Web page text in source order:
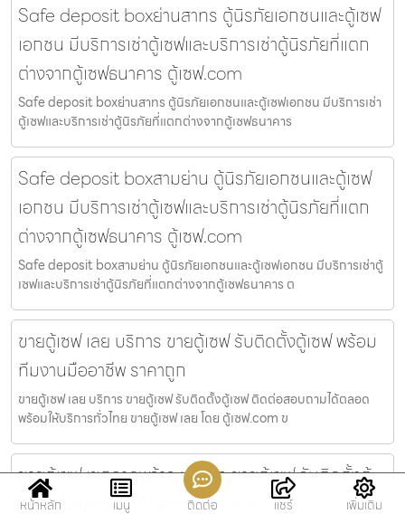
Safe deposit boxย่านสาทร ตู้นิรภัยเอกชนและตู้เซฟ
เอกชน มีบริการเช่าตู้เซฟและบริการเช่าตู้นิรภัยที่แตก
ต่างจากตู้เซฟธนาคาร ตู้เซฟ.com
Safe deposit boxย่านสาทร ตู้นิรภัยเอกชนและตู้เซฟเอกชน มีบริการเช่า
ตู้เซฟและบริการเช่าตู้นิรภัยที่แตกต่างจากตู้เซฟธนาคาร
Safe deposit boxสามย่าน ตู้นิรภัยเอกชนและตู้เซฟ
เอกชน มีบริการเช่าตู้เซฟและบริการเช่าตู้นิรภัยที่แตก
ต่างจากตู้เซฟธนาคาร ตู้เซฟ.com
Safe deposit boxสามย่าน ตู้นิรภัยเอกชนและตู้เซฟเอกชน มีบริการเช่าตู้
เซฟและบริการเช่าตู้นิรภัยที่แตกต่างจากตู้เซฟธนาคาร ต
ขายตู้เซฟ เลย บริการ ขายตู้เซฟ รับติดตั้งตู้เซฟ พร้อม
ทีมงานมืออาชีพ ราคาถูก
ขายตู้เซฟ เลย บริการ ขายตู้เซฟ รับติดตั้งตู้เซฟ ติดต่อสอบถามได้ตลอด
พร้อมให้บริการทั่วไทย ขายตู้เซฟ เลย โดย ตู้เซฟ.com ข
ขายตู้เซฟ เขตลาดพร้าว บริการ ขายตู้เซฟ รับติดตั้งตู้
เซฟ พร้อมทีมงานมืออาชีพ ราคาถูก
หน้าหลัก เมนู ติดต่อ แชร์ เพิ่มเติม